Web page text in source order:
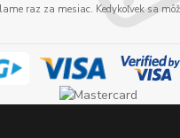
raz za mesiac. Kedykoľvek sa